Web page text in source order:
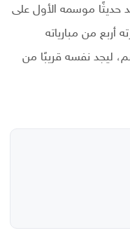
حديثًا موسمه الأول على
أربع من مبارياته
ليجد نفسه قريبًا من